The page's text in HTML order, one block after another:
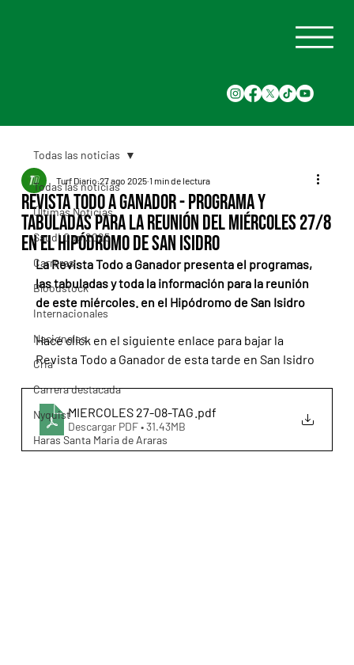
Todas las noticias
Últimas Noticias
Saudi Cup 2025
Carreras
Bloodstock
Internacionales
Nacionales
Cria
Carrera destacada
Nyquist
Haras Santa Maria de Araras
Todas las noticias
Revista Todo a Ganador - Programa y
tabuladas para la reunión del Miércoles 27/8
en el Hipódromo de San Isidro
Turf Diario 27 ago 2025 1 min de lectura
La Revista Todo a Ganador presenta el programas,
las tabuladas y toda la información para la reunión
de este miércoles. en el Hipódromo de San Isidro
Hacé click en el siguiente enlace para bajar la
Revista Todo a Ganador de esta tarde en San Isidro
MIERCOLES 27-08-TAG .pdf
Descargar PDF • 31.43MB